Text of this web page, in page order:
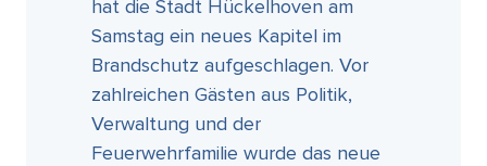
hat die Stadt Hückelhoven am
Samstag ein neues Kapitel im
Brandschutz aufgeschlagen. Vor
zahlreichen Gästen aus Politik,
Verwaltung und der
Feuerwehrfamilie wurde das neue